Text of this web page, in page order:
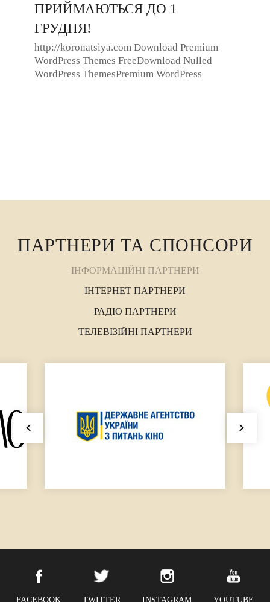
ПРИЙМАЮТЬСЯ ДО 1
ГРУДНЯ!
http://koronatsiya.com Download Premium
WordPress Themes FreeDownload Nulled
WordPress ThemesPremium WordPress
ПАРТНЕРИ ТА СПОНСОРИ
ІНФОРМАЦІЙНІ ПАРТНЕРИ
ІНТЕРНЕТ ПАРТНЕРИ
РАДІО ПАРТНЕРИ
ТЕЛЕВІЗІЙНІ ПАРТНЕРИ
FACEBOOK TWITTER INSTAGRAM YOUTUBE